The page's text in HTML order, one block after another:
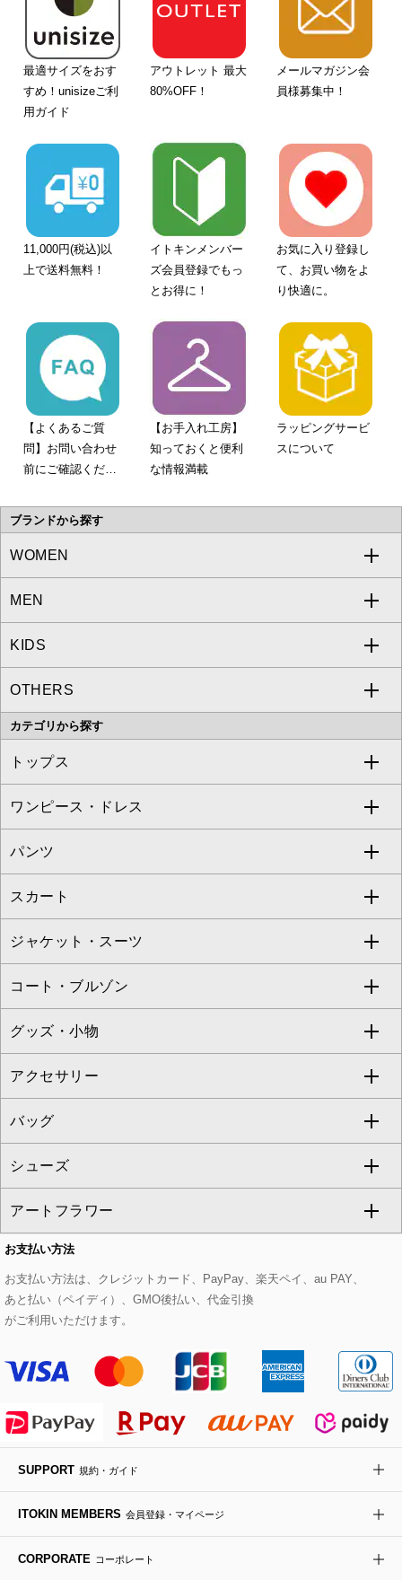
最適サイズをおす
すめ！unisizeご利
用ガイド
アウトレット 最大
80%OFF！
メールマガジン会
員様募集中！
11,000円(税込)以
上で送料無料！
イトキンメンバー
ズ会員登録でもっ
とお得に！
お気に入り登録し
て、お買い物をよ
り快適に。
【よくあるご質
問】お問い合わせ
前にご確認くださ
【お手入れ工房】
知っておくと便利
な情報満載
ラッピングサービ
スについて
ブランドから探す
WOMEN
a.v.v
MICHEL KLEIN
MK MICHEL KLEIN
OFUON le MK
eur3
Maison de CINQ
MK MICHEL KLEIN BAG
HIROKO KOSHINO
re:edition project 165
MEN
a.v.v
MICHEL KLEIN HOMME
MK MICHEL KLEIN HOMME
KIDS
a.v.v
OTHERS
MK MICHEL KLEIN BAG
カテゴリから探す
トップス
すべてのトップス
カットソー・Tシャツ
ブラウス・シャツ
ニット・セーター
カーディガン
アンサンブルセット
ベスト・ジレ
パーカー
タンクトップ・キャミソール
スウェット・ジャージー
その他のトップス
ワンピース・ドレス
すべてのワンピース・ドレス
ワンピース
ドレス
チュニック
ジャンパースカート
その他のワンピース・ドレス
パンツ
すべてのパンツ
フルレングスパンツ
クロップド・半端丈パンツ
ガウチョ・ワイドパンツ
ハーフ・ショート丈パンツ
サロペット・オールインワン
その他のパンツ
スカート
すべてのスカート
ロング・マキシ丈スカート
ひざ丈スカート
ミモレ丈スカート
ショート・ミニ丈スカート
その他のスカート
ジャケット・スーツ
すべてのジャケット・スーツ
テーラードジャケット
ノーカラージャケット
セットアップ
セットアップジャケット
セットアップパンツ
セットアップスカート
セットアップワンピース
コート・ブルゾン
すべてのコート・ブルゾン
トレンチコート
ピーコート
ダッフルコート
チェスターコート
モッズコート
ステンカラーコート
ライダースジャケット
デニムジャケット
ダウンジャケット・コート
その他のコート・ブルゾン
グッズ・小物
すべてのグッズ・小物
マスク
ストール・マフラー・スヌード
ベルト・サスペンダー
帽子
ヘアアクセサリー
ハンカチ・バンダナ
手袋
チャーム・ストラップ
アクセサリー
すべてのアクセサリー
ネックレス
ピアス・イヤリング
ブレスレット・バングル
ブローチ・コサージュ
バッグ
すべてのバッグ
トートバッグ
ショルダーバッグ
ボストンバッグ
バックパック・リュック
ボディバッグ・メッセンジャーバッグ
トラベルバッグ
ビジネスバッグ
その他のバッグ
シューズ
すべてのシューズ
パンプス
スニーカー
フラットシューズ
ローファー
ドレスシューズ
サンダル・ミュール
その他のシューズ
アートフラワー
すべてのアートフラワー
ローズ
カサブランカ・カラー
ラナンキュラス
ポプリアレンジ＆フレグランス
その他のアートフラワー
お支払い方法
お支払い方法は、クレジットカード、PayPay、楽天ペイ、au PAY、
あと払い（ペイディ）、GMO後払い、代金引換
がご利用いただけます。
SUPPORT 規約・ガイド
ITOKIN MEMBERS 会員登録・マイページ
CORPORATE コーポレート